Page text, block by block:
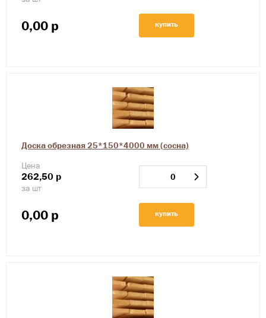
0,00 р купить
Доска обрезная 25*150*4000 мм (сосна)
Цена
262,50 р
за шт
0,00 р купить